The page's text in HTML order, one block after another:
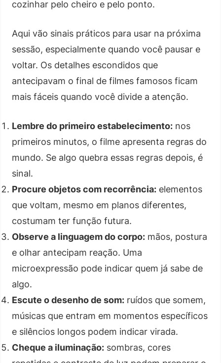
cozinhar pelo cheiro e pelo ponto.
Aqui vão sinais práticos para usar na próxima
sessão, especialmente quando você pausar e
voltar. Os detalhes escondidos que
antecipavam o final de filmes famosos ficam
mais fáceis quando você divide a atenção.
Lembre do primeiro estabelecimento: nos
primeiros minutos, o filme apresenta regras do
mundo. Se algo quebra essas regras depois, é
sinal.
Procure objetos com recorrência: elementos
que voltam, mesmo em planos diferentes,
costumam ter função futura.
Observe a linguagem do corpo: mãos, postura
e olhar antecipam reação. Uma
microexpressão pode indicar quem já sabe de
algo.
Escute o desenho de som: ruídos que somem,
músicas que entram em momentos específicos
e silêncios longos podem indicar virada.
Cheque a iluminação: sombras, cores